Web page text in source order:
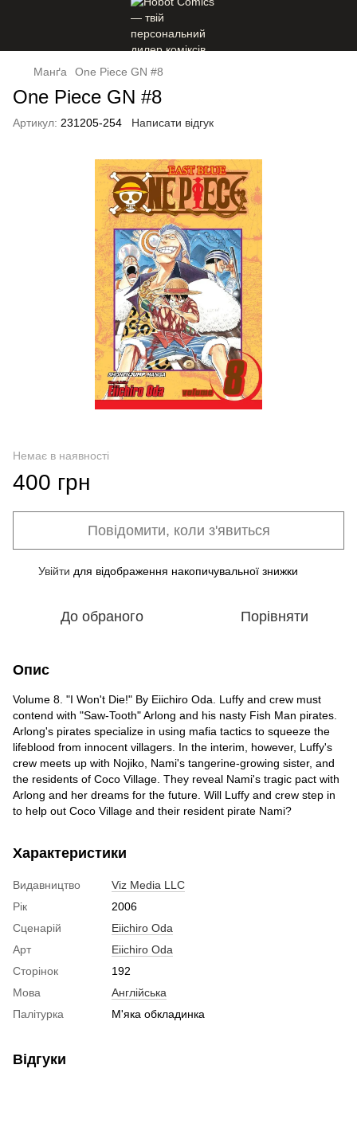
Манґа One Piece GN #8
One Piece GN #8
Артикул: 231205-254 Написати відгук
Немає в наявності
400 грн
Повідомити, коли з'явиться
Увійти для відображення накопичувальної знижки
До обраного Порівняти
Опис
Volume 8. "I Won't Die!" By Eiichiro Oda. Luffy and crew must
contend with "Saw-Tooth" Arlong and his nasty Fish Man pirates.
Arlong's pirates specialize in using mafia tactics to squeeze the
lifeblood from innocent villagers. In the interim, however, Luffy's
crew meets up with Nojiko, Nami's tangerine-growing sister, and
the residents of Coco Village. They reveal Nami's tragic pact with
Arlong and her dreams for the future. Will Luffy and crew step in
to help out Coco Village and their resident pirate Nami?
Характеристики
Видавництво
Viz Media LLC
Рік
2006
Сценарій
Eiichiro Oda
Арт
Eiichiro Oda
Сторінок
192
Мова
Англійська
Палітурка
М'яка обкладинка
Відгуки